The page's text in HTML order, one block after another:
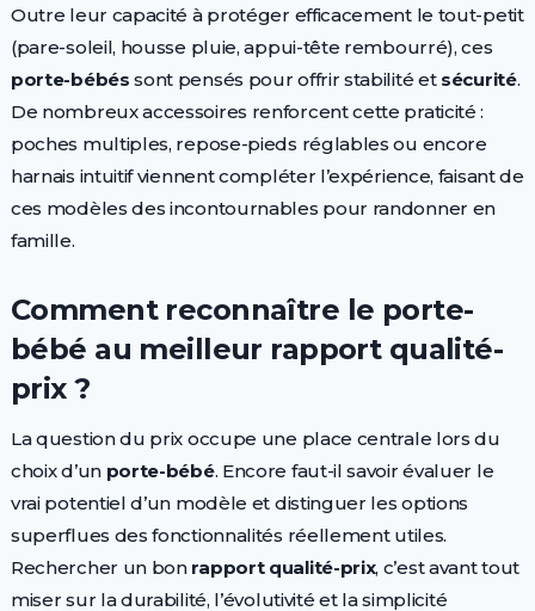
Outre leur capacité à protéger efficacement le tout-petit
(pare-soleil, housse pluie, appui-tête rembourré), ces
porte-bébés sont pensés pour offrir stabilité et sécurité.
De nombreux accessoires renforcent cette praticité :
poches multiples, repose-pieds réglables ou encore
harnais intuitif viennent compléter l’expérience, faisant de
ces modèles des incontournables pour randonner en
famille.
Comment reconnaître le porte-
bébé au meilleur rapport qualité-
prix ?
La question du prix occupe une place centrale lors du
choix d’un porte-bébé. Encore faut-il savoir évaluer le
vrai potentiel d’un modèle et distinguer les options
superflues des fonctionnalités réellement utiles.
Rechercher un bon rapport qualité-prix, c’est avant tout
miser sur la durabilité, l’évolutivité et la simplicité